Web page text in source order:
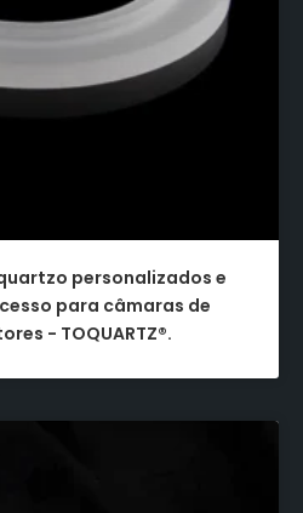
personalizados e
para câmaras de
- TOQUARTZ®.